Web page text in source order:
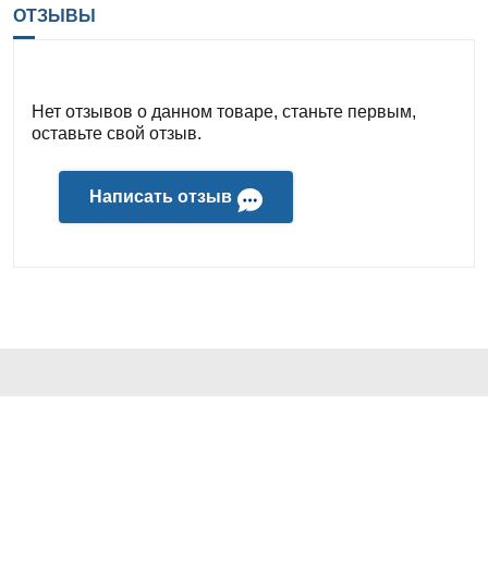
ОТЗЫВЫ
Нет отзывов о данном товаре, станьте первым,
оставьте свой отзыв.
Написать отзыв